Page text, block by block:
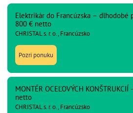
Elektrikár do Francúzska – dlhodobé
800 € netto
CHRISTAL s. r. o., Francúzsko
Pozri ponuku
MONTÉR OCEĽOVÝCH
netto
CHRISTAL s. r. o., Francúzsko